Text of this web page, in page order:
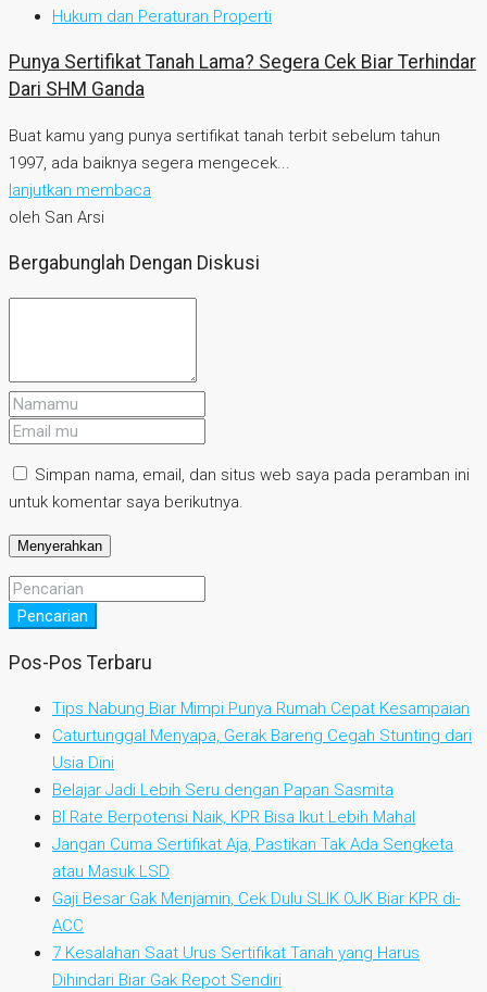
Hukum dan Peraturan Properti
Punya Sertifikat Tanah Lama? Segera Cek Biar Terhindar
Dari SHM Ganda
Buat kamu yang punya sertifikat tanah terbit sebelum tahun
1997, ada baiknya segera mengecek...
lanjutkan membaca
oleh San Arsi
Bergabunglah Dengan Diskusi
Simpan nama, email, dan situs web saya pada peramban ini
untuk komentar saya berikutnya.
Pencarian
Pos-Pos Terbaru
Tips Nabung Biar Mimpi Punya Rumah Cepat Kesampaian
Caturtunggal Menyapa, Gerak Bareng Cegah Stunting dari
Usia Dini
Belajar Jadi Lebih Seru dengan Papan Sasmita
BI Rate Berpotensi Naik, KPR Bisa Ikut Lebih Mahal
Jangan Cuma Sertifikat Aja, Pastikan Tak Ada Sengketa
atau Masuk LSD
Gaji Besar Gak Menjamin, Cek Dulu SLIK OJK Biar KPR di-
ACC
7 Kesalahan Saat Urus Sertifikat Tanah yang Harus
Dihindari Biar Gak Repot Sendiri